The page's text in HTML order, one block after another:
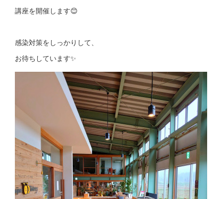
講座を開催します😊
感染対策をしっかりして、
お待ちしています✨